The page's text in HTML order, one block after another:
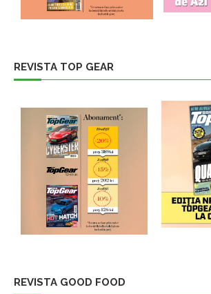
REVISTA TOP GEAR
REVISTA GOOD FOOD